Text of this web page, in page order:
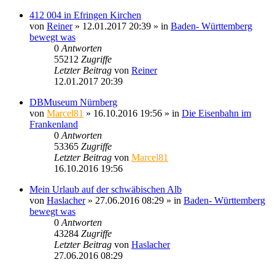
412 004 in Efringen Kirchen
von Reiner» 12.01.2017 20:39 » in Baden- Württemberg
bewegt was
0 Antworten
55212 Zugriffe
Letzter Beitrag von Reiner
12.01.2017 20:39
DBMuseum Nürnberg
von Marcel81 » 16.10.2016 19:56 » in Die Eisenbahn im
Frankenland
0 Antworten
53365 Zugriffe
Letzter Beitrag von Marcel81
16.10.2016 19:56
Mein Urlaub auf der schwäbischen Alb
von Haslacher» 27.06.2016 08:29 » in Baden- Württemberg
bewegt was
0 Antworten
43284 Zugriffe
Letzter Beitrag von Haslacher
27.06.2016 08:29